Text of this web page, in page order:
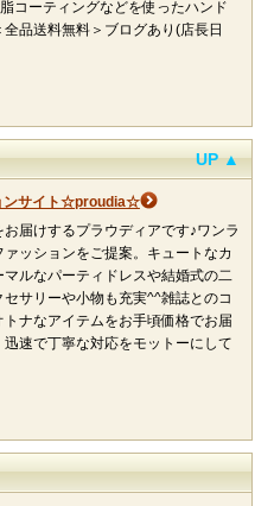
ーティングなどを使ったハンド
品送料無料＞ブログあり(店長日
UP ▲
ンサイト☆proudia☆
届けするプラウディアです♪ワンラ
ッションをご提案。キュートなカ
ルなパーティドレスや結婚式の二
サリーや小物も充実^^雑誌とのコ
ナなアイテムをお手頃価格でお届
速で丁寧な対応をモットーにして